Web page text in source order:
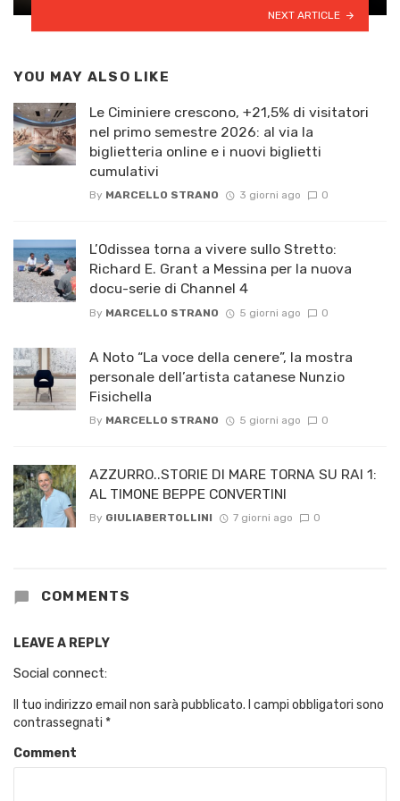
NEXT ARTICLE
YOU MAY ALSO LIKE
Le Ciminiere crescono, +21,5% di visitatori
nel primo semestre 2026: al via la
biglietteria online e i nuovi biglietti
cumulativi
By MARCELLO STRANO 3 giorni ago 0
L’Odissea torna a vivere sullo Stretto:
Richard E. Grant a Messina per la nuova
docu-serie di Channel 4
By MARCELLO STRANO 5 giorni ago 0
A Noto “La voce della cenere”, la mostra
personale dell’artista catanese Nunzio
Fisichella
By MARCELLO STRANO 5 giorni ago 0
AZZURRO..STORIE DI MARE TORNA SU RAI 1:
AL TIMONE BEPPE CONVERTINI
By GIULIABERTOLLINI 7 giorni ago 0
COMMENTS
LEAVE A REPLY
Social connect:
Il tuo indirizzo email non sarà pubblicato. I campi obbligatori sono
contrassegnati *
Comment